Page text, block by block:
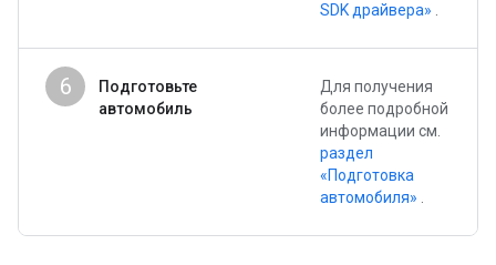
SDK драйвера» .
6
Подготовьте
автомобиль
Для получения
более подробной
информации см.
раздел
«Подготовка
автомобиля» .